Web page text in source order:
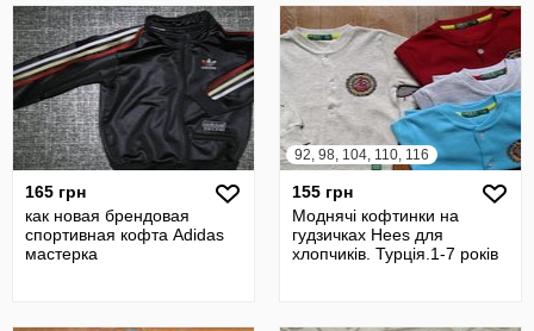
165 грн
как новая брендовая
спортивная кофта Adidas
мастерка
92, 98, 104, 110, 116
155 грн
Моднячі кофтинки на
гудзичках Hees для
хлопчиків. Турція.1-7 років